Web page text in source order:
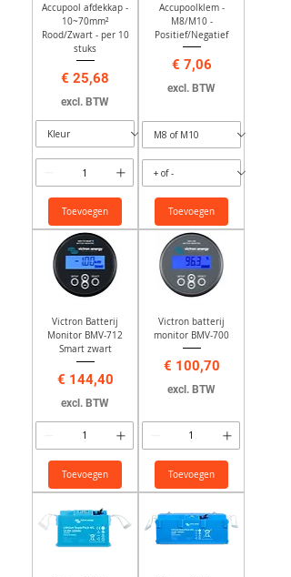
Accupool afdekkap -
10~70mm²
Rood/Zwart - per 10
stuks
Prijs
€ 25,68
excl. BTW
Toevoegen
Accupoolklem -
M8/M10 -
Positief/Negatief
Prijs
€ 7,06
excl. BTW
Toevoegen
Victron Batterij
Monitor BMV-712
Smart zwart
Prijs
€ 144,40
excl. BTW
Toevoegen
Victron batterij
monitor BMV-700
Prijs
€ 100,70
excl. BTW
Toevoegen